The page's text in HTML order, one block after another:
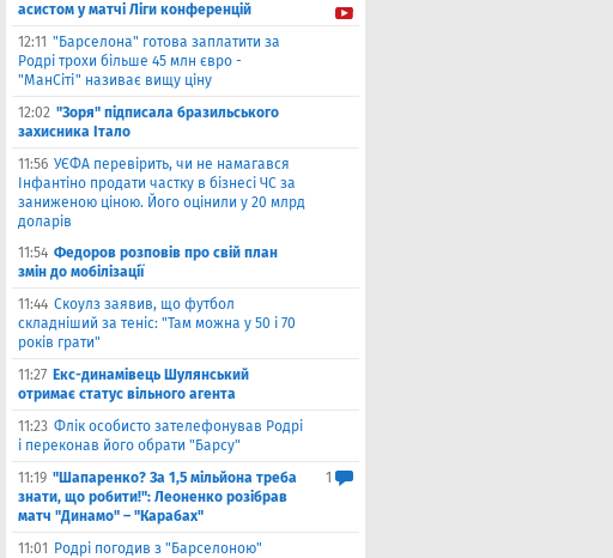
асистом у матчі Ліги конференцій
12:11 "Барселона" готова заплатити за
Родрі трохи більше 45 млн євро -
"МанСіті" називає вищу ціну
12:02 "Зоря" підписала бразильського
захисника Італо
11:56 УЄФА перевірить, чи не намагався
Інфантіно продати частку в бізнесі ЧС за
заниженою ціною. Його оцінили у 20 млрд
доларів
11:54 Федоров розповів про свій план
змін до мобілізації
11:44 Скоулз заявив, що футбол
складніший за теніс: "Там можна у 50 і 70
років грати"
11:27 Екс-динамівець Шулянський
отримає статус вільного агента
11:23 Флік особисто зателефонував Родрі
і переконав його обрати "Барсу"
11:19 "Шапаренко? За 1,5 мільйона треба
знати, що робити!": Леоненко розібрав
матч "Динамо" – "Карабах"
1
11:01
Родрі погодив з "Барселоною"